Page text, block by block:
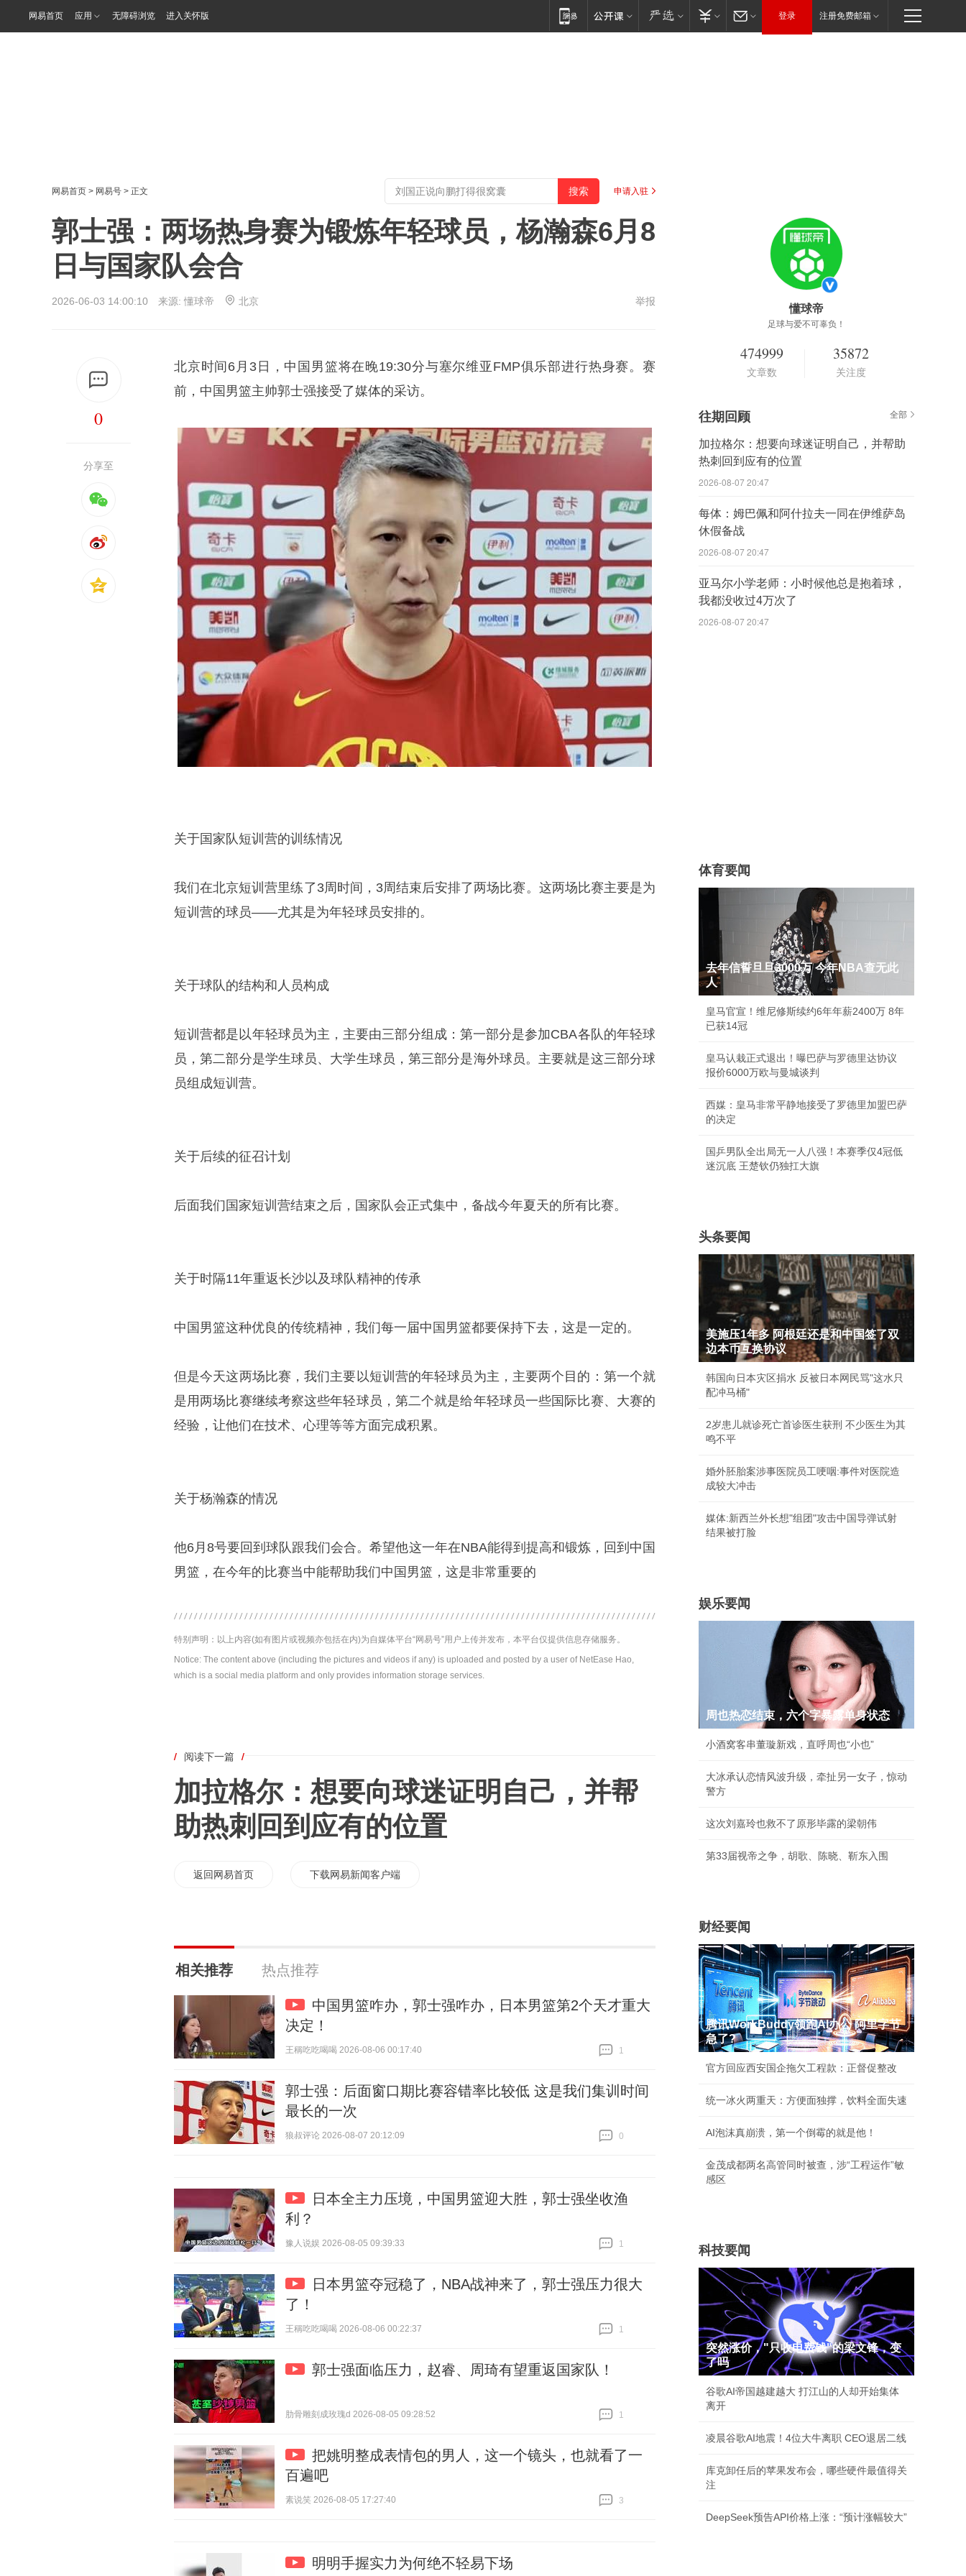
网易首页 应用 无障碍浏览 进入关怀版 登录 注册免费邮箱
网易首页 > 网易号 > 正文 申请入驻
郭士强：两场热身赛为锻炼年轻球员，杨瀚森6月8
日与国家队会合
2026-06-03 14:00:10 来源: 懂球帝 北京 举报
0
分享至
北京时间6月3日，中国男篮将在晚19:30分与塞尔维亚FMP俱乐部进行热身赛。赛
前，中国男篮主帅郭士强接受了媒体的采访。
关于国家队短训营的训练情况
我们在北京短训营里练了3周时间，3周结束后安排了两场比赛。这两场比赛主要是为
短训营的球员——尤其是为年轻球员安排的。
关于球队的结构和人员构成
短训营都是以年轻球员为主，主要由三部分组成：第一部分是参加CBA各队的年轻球
员，第二部分是学生球员、大学生球员，第三部分是海外球员。主要就是这三部分球
员组成短训营。
关于后续的征召计划
后面我们国家短训营结束之后，国家队会正式集中，备战今年夏天的所有比赛。
关于时隔11年重返长沙以及球队精神的传承
中国男篮这种优良的传统精神，我们每一届中国男篮都要保持下去，这是一定的。
但是今天这两场比赛，我们主要以短训营的年轻球员为主，主要两个目的：第一个就
是用两场比赛继续考察这些年轻球员，第二个就是给年轻球员一些国际比赛、大赛的
经验，让他们在技术、心理等等方面完成积累。
关于杨瀚森的情况
他6月8号要回到球队跟我们会合。希望他这一年在NBA能得到提高和锻炼，回到中国
男篮，在今年的比赛当中能帮助我们中国男篮，这是非常重要的
特别声明：以上内容(如有图片或视频亦包括在内)为自媒体平台“网易号”用户上传并发布，本平台仅提供信息存储服务。
Notice: The content above (including the pictures and videos if any) is uploaded and posted by a user of NetEase Hao,
which is a social media platform and only provides information storage services.
/ 阅读下一篇 /
加拉格尔：想要向球迷证明自己，并帮
助热刺回到应有的位置
返回网易首页 下载网易新闻客户端
相关推荐 热点推荐
中国男篮咋办，郭士强咋办，日本男篮第2个天才重大
决定！
王稱吃吃喝喝 2026-08-06 00:17:40
1
郭士强：后面窗口期比赛容错率比较低 这是我们集训时间
最长的一次
狼叔评论 2026-08-07 20:12:09
0
日本全主力压境，中国男篮迎大胜，郭士强坐收渔
利？
豫人说娱 2026-08-05 09:39:33
1
日本男篮夺冠稳了，NBA战神来了，郭士强压力很大
了！
王稱吃吃喝喝 2026-08-06 00:22:37
1
郭士强面临压力，赵睿、周琦有望重返国家队！
肋骨雕刻成玫瑰d 2026-08-05 09:28:52
1
把姚明整成表情包的男人，这一个镜头，也就看了一
百遍吧
素说笑 2026-08-05 17:27:40
3
明明手握实力为何绝不轻易下场
懂球帝
足球与爱不可辜负！
474999
文章数
35872
关注度
往期回顾 全部
加拉格尔：想要向球迷证明自己，并帮助
热刺回到应有的位置
2026-08-07 20:47
每体：姆巴佩和阿什拉夫一同在伊维萨岛
休假备战
2026-08-07 20:47
亚马尔小学老师：小时候他总是抱着球，
我都没收过4万次了
2026-08-07 20:47
体育要闻
去年信誓旦旦3000万 今年NBA查无此
人
皇马官宣！维尼修斯续约6年年薪2400万 8年
已获14冠
皇马认栽正式退出！曝巴萨与罗德里达协议
报价6000万欧与曼城谈判
西媒：皇马非常平静地接受了罗德里加盟巴萨
的决定
国乒男队全出局无一人八强！本赛季仅4冠低
迷沉底 王楚钦仍独扛大旗
头条要闻
美施压1年多 阿根廷还是和中国签了双
边本币互换协议
韩国向日本灾区捐水 反被日本网民骂"这水只
配冲马桶"
2岁患儿就诊死亡首诊医生获刑 不少医生为其
鸣不平
婚外胚胎案涉事医院员工哽咽:事件对医院造
成较大冲击
媒体:新西兰外长想"组团"攻击中国导弹试射
结果被打脸
娱乐要闻
周也热恋结束，六个字暴露单身状态
小酒窝客串董璇新戏，直呼周也“小也”
大冰承认恋情风波升级，牵扯另一女子，惊动
警方
这次刘嘉玲也救不了原形毕露的梁朝伟
第33届视帝之争，胡歌、陈晓、靳东入围
财经要闻
腾讯WorkBuddy领跑AI办公 阿里字节
急了?
官方回应西安国企拖欠工程款：正督促整改
统一冰火两重天：方便面独撑，饮料全面失速
AI泡沫真崩溃，第一个倒霉的就是他！
金茂成都两名高管同时被查，涉“工程运作”敏
感区
科技要闻
突然涨价，"只收电费钱"的梁文锋，变
了吗
谷歌AI帝国越建越大 打江山的人却开始集体
离开
凌晨谷歌AI地震！4位大牛离职 CEO退居二线
库克卸任后的苹果发布会，哪些硬件最值得关
注
DeepSeek预告API价格上涨：“预计涨幅较大”